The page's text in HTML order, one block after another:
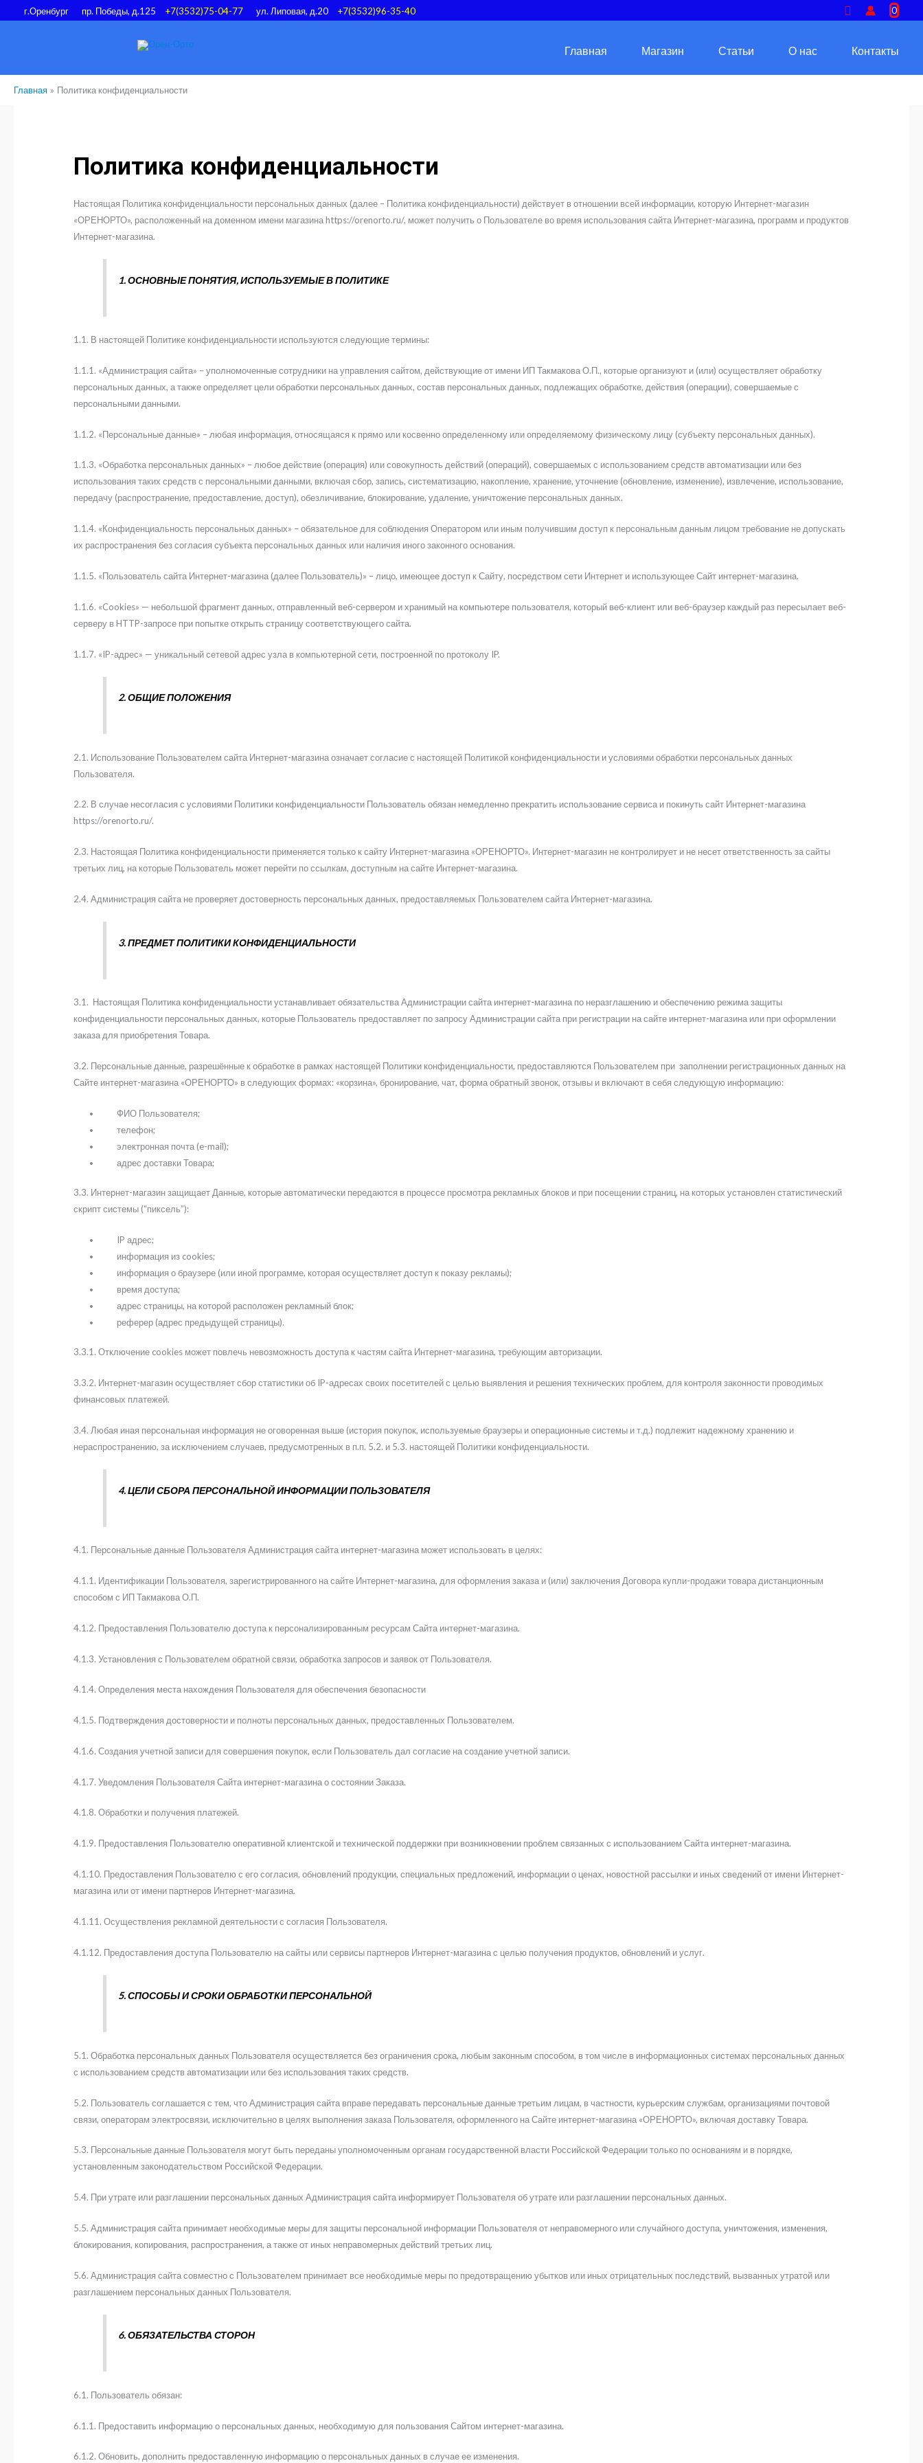
Перейти
к
г.Оренбург пр. Победы, д.125 +7(3532)75-04-77 ул. Липовая, д.20 +7(3532)96-35-40 Поиск 0
Главная Магазин Статьи О нас Контакты
Главная Политика конфиденциальности
Политика конфиденциальности
Настоящая Политика конфиденциальности персональных данных (далее – Политика конфиденциальности) действует в отношении всей информации, которую Интернет-магазин
«ОРЕНОРТО», расположенный на доменном имени магазина https://orenorto.ru/, может получить о Пользователе во время использования сайта Интернет-магазина, программ и продуктов
Интернет-магазина.
1. ОСНОВНЫЕ ПОНЯТИЯ, ИСПОЛЬЗУЕМЫЕ В ПОЛИТИКЕ
1.1. В настоящей Политике конфиденциальности используются следующие термины:
1.1.1. «Администрация сайта» – уполномоченные сотрудники на управления сайтом, действующие от имени ИП Такмакова О.П., которые организуют и (или) осуществляет обработку
персональных данных, а также определяет цели обработки персональных данных, состав персональных данных, подлежащих обработке, действия (операции), совершаемые с
персональными данными.
1.1.2. «Персональные данные» – любая информация, относящаяся к прямо или косвенно определенному или определяемому физическому лицу (субъекту персональных данных).
1.1.3. «Обработка персональных данных» – любое действие (операция) или совокупность действий (операций), совершаемых с использованием средств автоматизации или без
использования таких средств с персональными данными, включая сбор, запись, систематизацию, накопление, хранение, уточнение (обновление, изменение), извлечение, использование,
передачу (распространение, предоставление, доступ), обезличивание, блокирование, удаление, уничтожение персональных данных.
1.1.4. «Конфиденциальность персональных данных» – обязательное для соблюдения Оператором или иным получившим доступ к персональным данным лицом требование не допускать
их распространения без согласия субъекта персональных данных или наличия иного законного основания.
1.1.5. «Пользователь сайта Интернет-магазина (далее Пользователь)» – лицо, имеющее доступ к Сайту, посредством сети Интернет и использующее Сайт интернет-магазина.
1.1.6. «Cookies» — небольшой фрагмент данных, отправленный веб-сервером и хранимый на компьютере пользователя, который веб-клиент или веб-браузер каждый раз пересылает веб-
серверу в HTTP-запросе при попытке открыть страницу соответствующего сайта.
1.1.7. «IP-адрес» — уникальный сетевой адрес узла в компьютерной сети, построенной по протоколу IP.
2. ОБЩИЕ ПОЛОЖЕНИЯ
2.1. Использование Пользователем сайта Интернет-магазина означает согласие с настоящей Политикой конфиденциальности и условиями обработки персональных данных
Пользователя.
2.2. В случае несогласия с условиями Политики конфиденциальности Пользователь обязан немедленно прекратить использование сервиса и покинуть сайт Интернет-магазина
https://orenorto.ru/.
2.3. Настоящая Политика конфиденциальности применяется только к сайту Интернет-магазина «ОРЕНОРТО». Интернет-магазин не контролирует и не несет ответственность за сайты
третьих лиц, на которые Пользователь может перейти по ссылкам, доступным на сайте Интернет-магазина.
2.4. Администрация сайта не проверяет достоверность персональных данных, предоставляемых Пользователем сайта Интернет-магазина.
3. ПРЕДМЕТ ПОЛИТИКИ КОНФИДЕНЦИАЛЬНОСТИ
3.1. Настоящая Политика конфиденциальности устанавливает обязательства Администрации сайта интернет-магазина по неразглашению и обеспечению режима защиты
конфиденциальности персональных данных, которые Пользователь предоставляет по запросу Администрации сайта при регистрации на сайте интернет-магазина или при оформлении
заказа для приобретения Товара.
3.2. Персональные данные, разрешённые к обработке в рамках настоящей Политики конфиденциальности, предоставляются Пользователем при заполнении регистрационных данных на
Сайте интернет-магазина «ОРЕНОРТО» в следующих формах: «корзина», бронирование, чат, форма обратный звонок, отзывы и включают в себя следующую информацию:
ФИО Пользователя;
телефон;
электронная почта (e-mail);
адрес доставки Товара;
3.3. Интернет-магазин защищает Данные, которые автоматически передаются в процессе просмотра рекламных блоков и при посещении страниц, на которых установлен статистический
скрипт системы (“пиксель”):
IP адрес;
информация из cookies;
информация о браузере (или иной программе, которая осуществляет доступ к показу рекламы);
время доступа;
адрес страницы, на которой расположен рекламный блок;
реферер (адрес предыдущей страницы).
3.3.1. Отключение cookies может повлечь невозможность доступа к частям сайта Интернет-магазина, требующим авторизации.
3.3.2. Интернет-магазин осуществляет сбор статистики об IP-адресах своих посетителей с целью выявления и решения технических проблем, для контроля законности проводимых
финансовых платежей.
3.4. Любая иная персональная информация не оговоренная выше (история покупок, используемые браузеры и операционные системы и т.д.) подлежит надежному хранению и
нераспространению, за исключением случаев, предусмотренных в п.п. 5.2. и 5.3. настоящей Политики конфиденциальности.
4. ЦЕЛИ СБОРА ПЕРСОНАЛЬНОЙ ИНФОРМАЦИИ ПОЛЬЗОВАТЕЛЯ
4.1. Персональные данные Пользователя Администрация сайта интернет-магазина может использовать в целях:
4.1.1. Идентификации Пользователя, зарегистрированного на сайте Интернет-магазина, для оформления заказа и (или) заключения Договора купли-продажи товара дистанционным
способом с ИП Такмакова О.П.
4.1.2. Предоставления Пользователю доступа к персонализированным ресурсам Сайта интернет-магазина.
4.1.3. Установления с Пользователем обратной связи, обработка запросов и заявок от Пользователя.
4.1.4. Определения места нахождения Пользователя для обеспечения безопасности
4.1.5. Подтверждения достоверности и полноты персональных данных, предоставленных Пользователем.
4.1.6. Создания учетной записи для совершения покупок, если Пользователь дал согласие на создание учетной записи.
4.1.7. Уведомления Пользователя Сайта интернет-магазина о состоянии Заказа.
4.1.8. Обработки и получения платежей.
4.1.9. Предоставления Пользователю оперативной клиентской и технической поддержки при возникновении проблем связанных с использованием Сайта интернет-магазина.
4.1.10. Предоставления Пользователю с его согласия, обновлений продукции, специальных предложений, информации о ценах, новостной рассылки и иных сведений от имени Интернет-
магазина или от имени партнеров Интернет-магазина.
4.1.11. Осуществления рекламной деятельности с согласия Пользователя.
4.1.12. Предоставления доступа Пользователю на сайты или сервисы партнеров Интернет-магазина с целью получения продуктов, обновлений и услуг.
5. СПОСОБЫ И СРОКИ ОБРАБОТКИ ПЕРСОНАЛЬНОЙ
5.1. Обработка персональных данных Пользователя осуществляется без ограничения срока, любым законным способом, в том числе в информационных системах персональных данных
с использованием средств автоматизации или без использования таких средств.
5.2. Пользователь соглашается с тем, что Администрация сайта вправе передавать персональные данные третьим лицам, в частности, курьерским службам, организациями почтовой
связи, операторам электросвязи, исключительно в целях выполнения заказа Пользователя, оформленного на Сайте интернет-магазина «ОРЕНОРТО», включая доставку Товара.
5.3. Персональные данные Пользователя могут быть переданы уполномоченным органам государственной власти Российской Федерации только по основаниям и в порядке,
установленным законодательством Российской Федерации.
5.4. При утрате или разглашении персональных данных Администрация сайта информирует Пользователя об утрате или разглашении персональных данных.
5.5. Администрация сайта принимает необходимые меры для защиты персональной информации Пользователя от неправомерного или случайного доступа, уничтожения, изменения,
блокирования, копирования, распространения, а также от иных неправомерных действий третьих лиц.
5.6. Администрация сайта совместно с Пользователем принимает все необходимые меры по предотвращению убытков или иных отрицательных последствий, вызванных утратой или
разглашением персональных данных Пользователя.
6. ОБЯЗАТЕЛЬСТВА СТОРОН
6.1. Пользователь обязан:
6.1.1. Предоставить информацию о персональных данных, необходимую для пользования Сайтом интернет-магазина.
6.1.2. Обновить, дополнить предоставленную информацию о персональных данных в случае ее изменения.